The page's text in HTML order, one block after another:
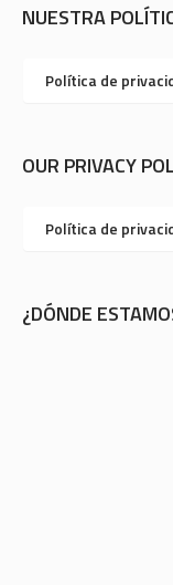
NUESTRA
Política de
OUR PRIVACY
Política de
¿DÓNDE